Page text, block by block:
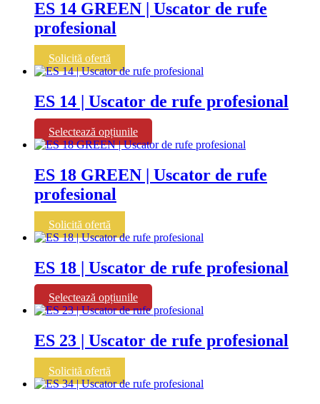
mai
multe
fi
alese
în
pagina
produsului.
ES 14 GREEN | Uscator de rufe
profesional
Solicită ofertă
ES 14 | Uscator de rufe profesional
Selectează opțiunile
produs
mai
multe
fi
alese
în
pagina
produsului.
ES 18 GREEN | Uscator de rufe
profesional
Solicită ofertă
ES 18 | Uscator de rufe profesional
Selectează opțiunile
produs
mai
multe
pot
ES 23 | Uscator de rufe profesional
Solicită ofertă